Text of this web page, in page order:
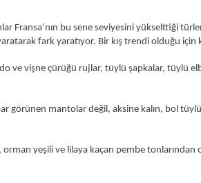
bu sene seviyesini yükselttiği
fark yaratıyor. Bir kış trendi olduğu için
vişne çürüğü rujlar, tüylü şapkalar, tüylü
görünen mantolar değil, aksine kalın, bol
yeşili ve lilaya kaçan pembe tonlarından